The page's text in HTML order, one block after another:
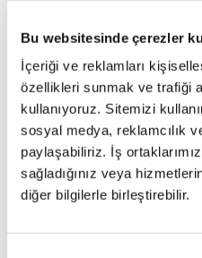
Bu websitesinde çerezler
İçeriği ve reklamları
özellikleri sunmak ve trafiği
kullanıyoruz. Sitemizi
sosyal medya, reklamcılık
paylaşabiliriz. İş
sağladığınız veya
diğer bilgilerle birleştirebilir.
16V
EXPRESSION
1.6 16V
SCENIC
EXTREME 1.5
DCI (100)
SCENIC
EXTREME 1.6
SCENIC